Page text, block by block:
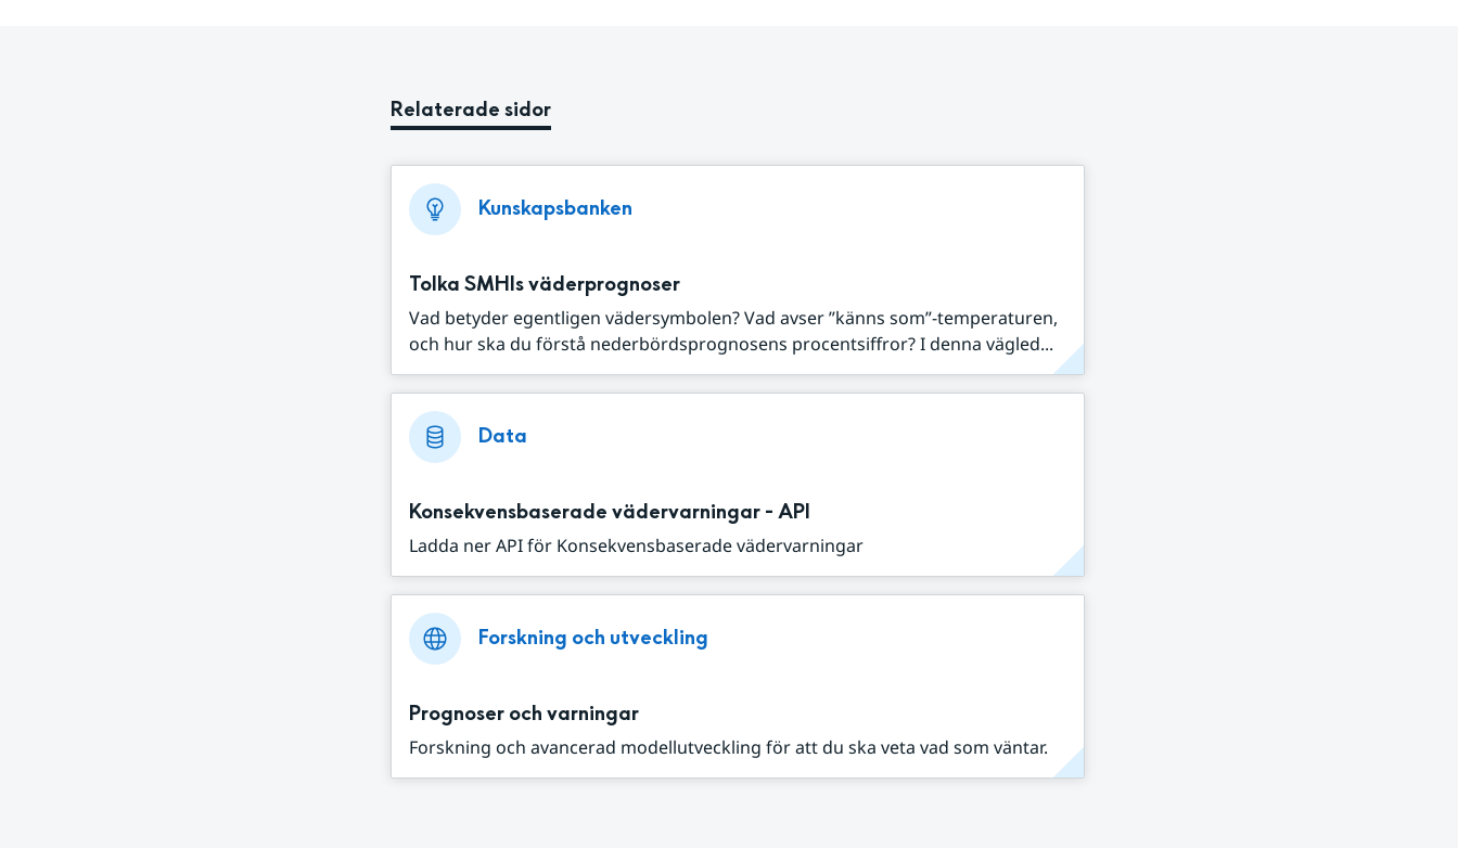
Relaterade sidor
Kunskapsbanken
Tolka SMHIs väderprognoser
Vad betyder egentligen vädersymbolen? Vad avser ”känns som”-temperaturen,
och hur ska du förstå nederbördsprognosens procentsiffror? I denna vägled...
Data
Konsekvensbaserade vädervarningar - API
Ladda ner API för Konsekvensbaserade vädervarningar
Forskning och utveckling
Prognoser och varningar
Forskning och avancerad modellutveckling för att du ska veta vad som väntar.